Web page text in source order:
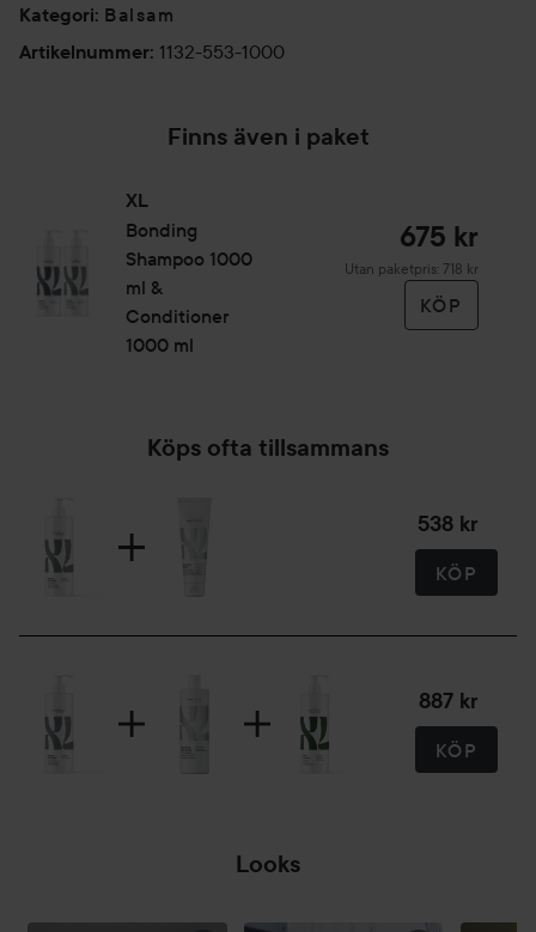
Kategori: Balsam
Artikelnummer: 1132-553-1000
Finns även i paket
XL
Bonding
Shampoo 1000
ml &
Conditioner
1000 ml
675 kr
Utan paketpris: 718 kr
KÖP
Köps ofta tillsammans
538 kr
KÖP
887 kr
KÖP
Looks